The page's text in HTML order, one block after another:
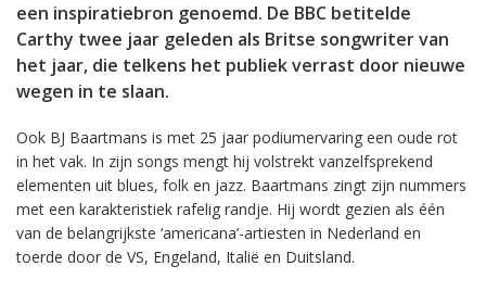
een inspiratiebron genoemd. De BBC betitelde
Carthy twee jaar geleden als Britse songwriter van
het jaar, die telkens het publiek verrast door nieuwe
wegen in te slaan.
Ook BJ Baartmans is met 25 jaar podiumervaring een oude rot
in het vak. In zijn songs mengt hij volstrekt vanzelfsprekend
elementen uit blues, folk en jazz. Baartmans zingt zijn nummers
met een karakteristiek rafelig randje. Hij wordt gezien als één
van de belangrijkste ‘americana’-artiesten in Nederland en
toerde door de VS, Engeland, Italië en Duitsland.